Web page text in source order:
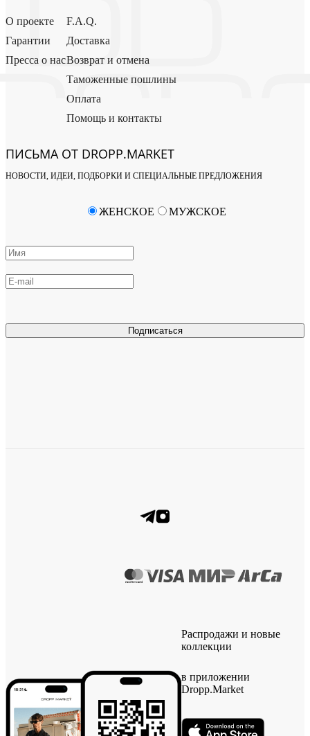
О проекте
Гарантии
Пресса о нас
F.A.Q.
Доставка
Возврат и отмена
Таможенные пошлины
Оплата
Помощь и контакты
ПИСЬМА ОТ DROPP.MARKET
НОВОСТИ, ИДЕИ, ПОДБОРКИ И СПЕЦИАЛЬНЫЕ ПРЕДЛОЖЕНИЯ
Подписаться
ЖЕНСКОЕ МУЖСКОЕ
Распродажи и новые
коллекции
в приложении
Dropp.Market